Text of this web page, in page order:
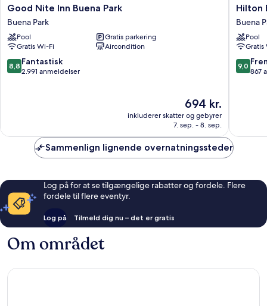
Good
Nite
Inn
Buena
Park
Buena
Park
Good Nite Inn Buena Park
Buena Park
Pool
Gratis parkering
Gratis Wi-Fi
Aircondition
8.8
ud
8,8 Fantastisk
2.991 anmeldelser
Prisen
694 kr.
694 kr.
inkluderer skatter og gebyrer
7. sep. - 8. sep.
Hilton
Buena
Park
Buena
Park
Hilton
Buena
Pool
Gratis
9.0
ud
9,0
867
Sammenlign lignende overnatningssteder
Log på for at se tilgængelige rabatter og fordele. Flere
fordele til flere eventyr.
Log på Tilmeld dig nu – det er gratis
Om området